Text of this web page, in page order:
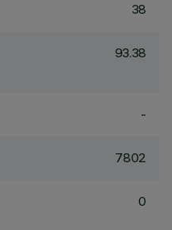
38
93.38
-
7802
0